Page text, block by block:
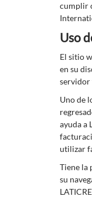
cumplir
Uso
El sitio
en su
servidor
Uno de
ayuda a
utilizar
Tiene la
su